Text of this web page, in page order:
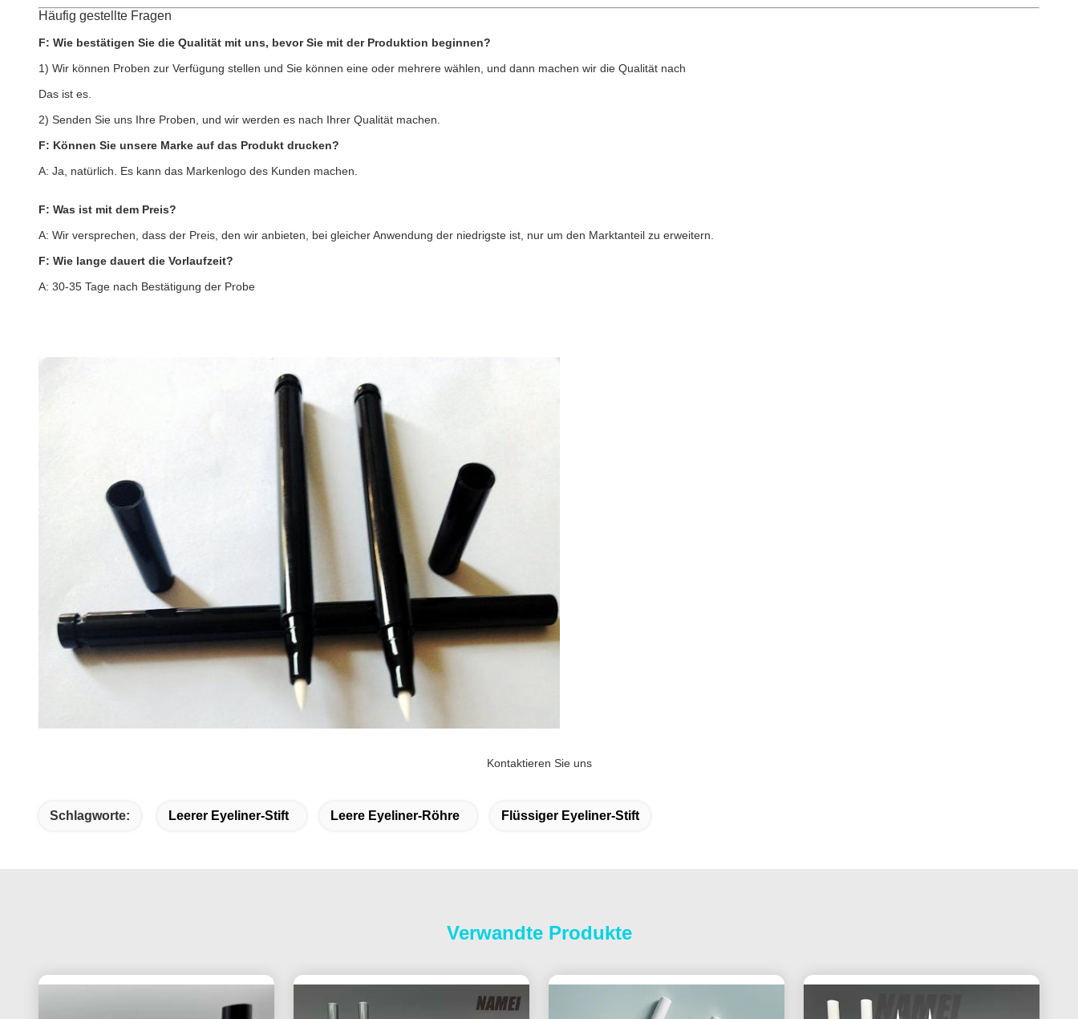
Häufig gestellte Fragen
F: Wie bestätigen Sie die Qualität mit uns, bevor Sie mit der Produktion beginnen?
1) Wir können Proben zur Verfügung stellen und Sie können eine oder mehrere wählen, und dann machen wir die Qualität nach
Das ist es.
2) Senden Sie uns Ihre Proben, und wir werden es nach Ihrer Qualität machen.
F: Können Sie unsere Marke auf das Produkt drucken?
A: Ja, natürlich. Es kann das Markenlogo des Kunden machen.
F: Was ist mit dem Preis?
A: Wir versprechen, dass der Preis, den wir anbieten, bei gleicher Anwendung der niedrigste ist, nur um den Marktanteil zu erweitern.
F: Wie lange dauert die Vorlaufzeit?
A: 30-35 Tage nach Bestätigung der Probe
Kontaktieren Sie uns
Schlagworte: Leerer Eyeliner-Stift Leere Eyeliner-Röhre Flüssiger Eyeliner-Stift
Verwandte Produkte